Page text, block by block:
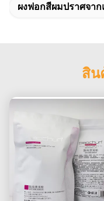
ผงฟอกสีผมปราศจา
สิน